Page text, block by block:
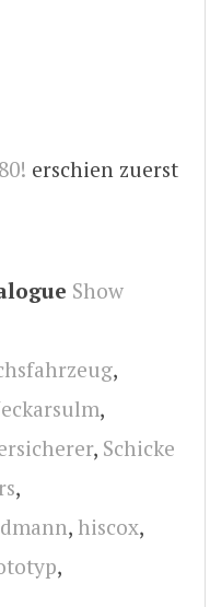
erschien zuerst
Show
,
,
, Schicke
,
, hiscox,
,